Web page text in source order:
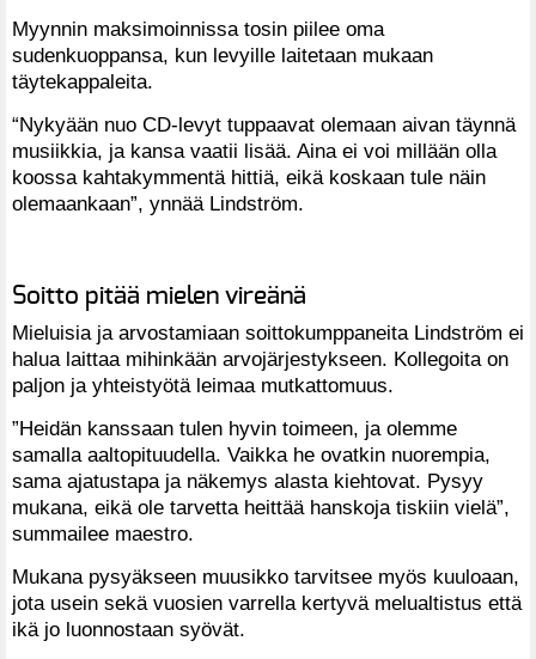
Myynnin maksimoinnissa tosin piilee oma
sudenkuoppansa, kun levyille laitetaan mukaan
täytekappaleita.
“Nykyään nuo CD-levyt tuppaavat olemaan aivan täynnä
musiikkia, ja kansa vaatii lisää. Aina ei voi millään olla
koossa kahtakymmentä hittiä, eikä koskaan tule näin
olemaankaan”, ynnää Lindström.
Soitto pitää mielen vireänä
Mieluisia ja arvostamiaan soittokumppaneita Lindström ei
halua laittaa mihinkään arvojärjestykseen. Kollegoita on
paljon ja yhteistyötä leimaa mutkattomuus.
”Heidän kanssaan tulen hyvin toimeen, ja olemme
samalla aaltopituudella. Vaikka he ovatkin nuorempia,
sama ajatustapa ja näkemys alasta kiehtovat. Pysyy
mukana, eikä ole tarvetta heittää hanskoja tiskiin vielä”,
summailee maestro.
Mukana pysyäkseen muusikko tarvitsee myös kuuloaan,
jota usein sekä vuosien varrella kertyvä melualtistus että
ikä jo luonnostaan syövät.